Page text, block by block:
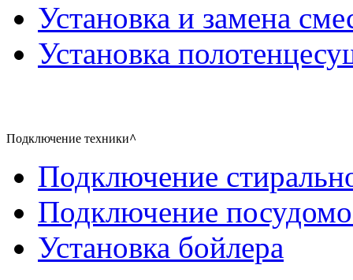
Установка и замена
Установка
Подключение техники^
Подключение
Подключение
Установка бойлера